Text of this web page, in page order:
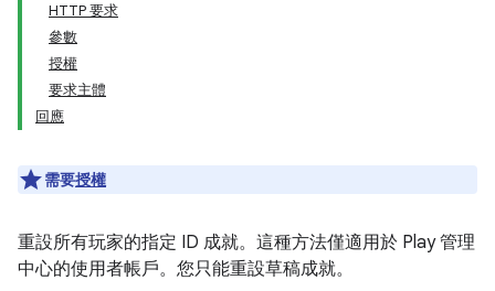
HTTP 要求
參數
授權
要求主體
回應
需要授權
重設所有玩家的指定 ID 成就。這種方法僅適用於 Play 管理
中心的使用者帳戶。您只能重設草稿成就。